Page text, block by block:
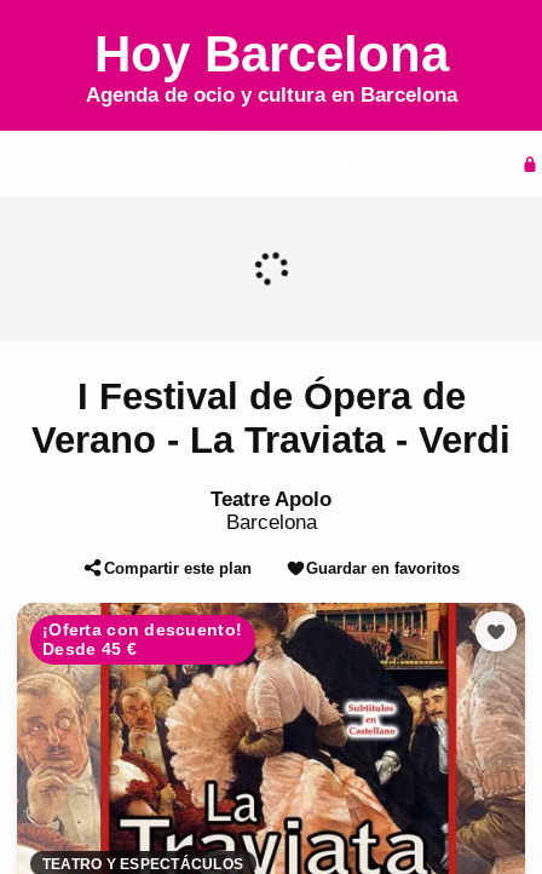
Hoy Barcelona
Agenda de ocio y cultura en Barcelona
I Festival de Ópera de
Verano - La Traviata - Verdi
Teatre Apolo
Barcelona
Compartir este plan Guardar en favoritos
¡Oferta con descuento!
Desde 45 €
TEATRO Y ESPECTÁCULOS